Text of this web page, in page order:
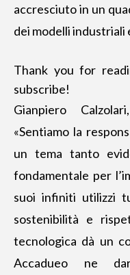
accresciuto in un
dei modelli industriali
Thank you for
subscribe!
Gianpiero
«Sentiamo la
un tema tanto
fondamentale per
suoi infiniti utilizzi
sostenibilità e
tecnologica dà un
Accadueo ne